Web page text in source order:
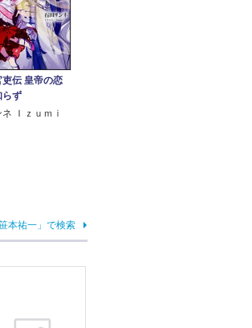
伝 皇帝の恋
らず
Ｉｚｕｍｉ
本祐一」で検索